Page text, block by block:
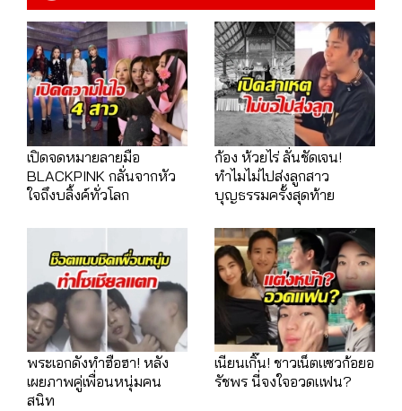
เปิดจดหมายลายมือ
BLACKPINK กลั่นจากหัว
ใจถึงบลิ้งค์ทั่วโลก
ก้อง ห้วยไร่ ลั่นชัดเจน!
ทำไมไม่ไปส่งลูกสาว
บุญธรรมครั้งสุดท้าย
พระเอกดังทำฮือฮา! หลัง
เผยภาพคู่เพื่อนหนุ่มคน
สนิท
เนียนเกิ๊น! ชาวเน็ตแซวก้อยอ
รัชพร นี่จงใจอวดแฟน?